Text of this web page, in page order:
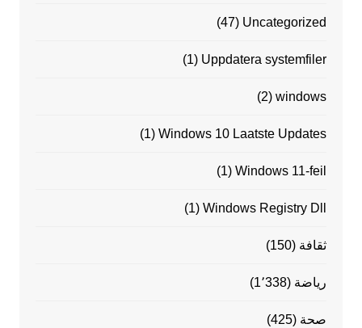
Uncategorized
(47)
Uppdatera systemfiler
(1)
windows
(2)
Windows 10 Laatste Updates
(1)
Windows 11-feil
(1)
Windows Registry Dll
(1)
ثقافة (150)
رياضة (1٬338)
صحة (425)